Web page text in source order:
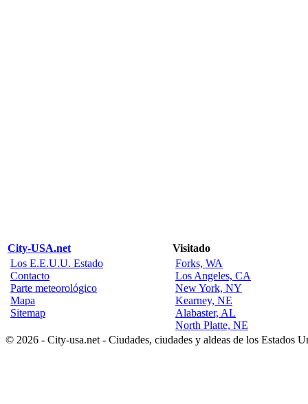
City-USA.net
Visitado
Los E.E.U.U. Estado
Contacto
Parte meteorológico
Mapa
Sitemap
Forks, WA
Los Angeles, CA
New York, NY
Kearney, NE
Alabaster, AL
North Platte, NE
© 2026 - City-usa.net - Ciudades, ciudades y aldeas de los Estados